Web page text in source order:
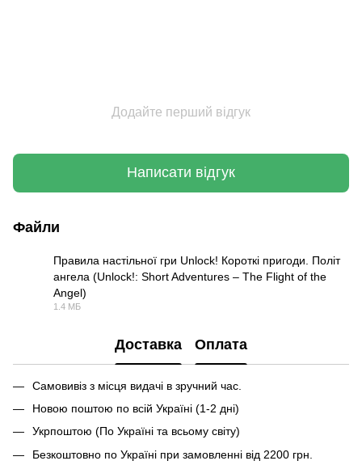
Додайте перший відгук
Написати відгук
Файли
Правила настільної гри Unlock! Короткі пригоди. Політ
ангела (Unlock!: Short Adventures – The Flight of the
Angel)
1.4 МБ
Доставка Оплата
Самовивіз з місця видачі в зручний час.
Новою поштою по всій Україні (1-2 дні)
Укрпоштою (По Україні та всьому світу)
Безкоштовно по Україні при замовленні від 2200 грн.